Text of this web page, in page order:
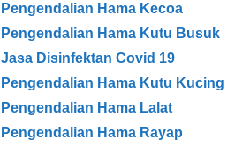
Pengendalian Hama Kecoa
Pengendalian Hama Kutu Busuk
Jasa Disinfektan Covid 19
Pengendalian Hama Kutu Kucing
Pengendalian Hama Lalat
Pengendalian Hama Rayap